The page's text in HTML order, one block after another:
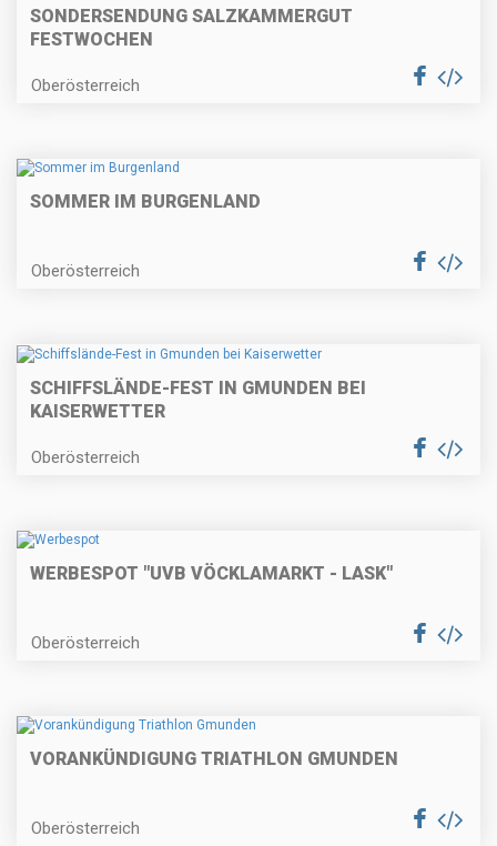
SONDERSENDUNG SALZKAMMERGUT
FESTWOCHEN
Oberösterreich
SOMMER IM BURGENLAND
Oberösterreich
SCHIFFSLÄNDE-FEST IN GMUNDEN BEI
KAISERWETTER
Oberösterreich
WERBESPOT "UVB VÖCKLAMARKT - LASK"
Oberösterreich
VORANKÜNDIGUNG TRIATHLON GMUNDEN
Oberösterreich